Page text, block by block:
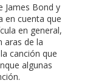
James Bond y
en cuenta que
en general,
aras de la
canción que
algunas